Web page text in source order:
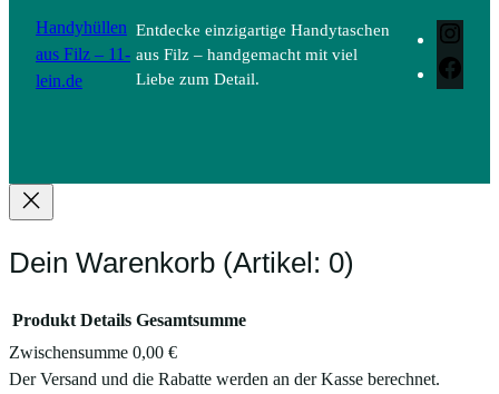
Handyhüllen
aus Filz – 11-
lein.de
Entdecke einzigartige Handytaschen
aus Filz – handgemacht mit viel
Liebe zum Detail.
Dein Warenkorb (Artikel: 0)
Produkte
Produkt Details Gesamtsumme
Zwischensumme 0,00 €
Der Versand und die Rabatte werden an der Kasse berechnet.